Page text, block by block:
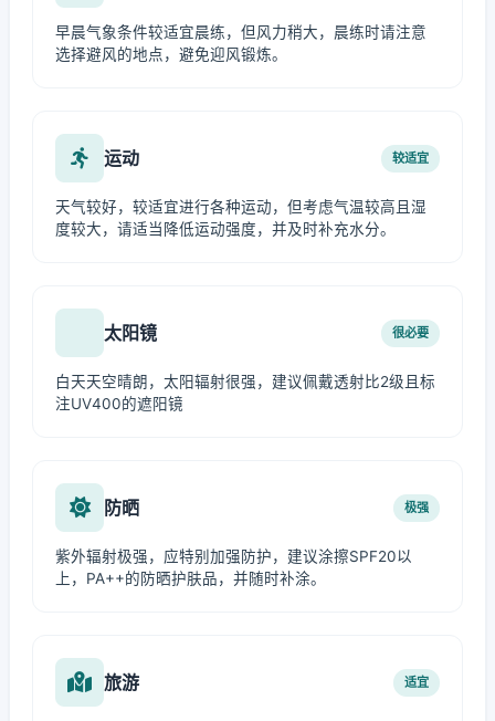
早晨气象条件较适宜晨练，但风力稍大，晨练时请注意
选择避风的地点，避免迎风锻炼。
运动 较适宜
天气较好，较适宜进行各种运动，但考虑气温较高且湿
度较大，请适当降低运动强度，并及时补充水分。
太阳镜 很必要
白天天空晴朗，太阳辐射很强，建议佩戴透射比2级且标
注UV400的遮阳镜
防晒 极强
紫外辐射极强，应特别加强防护，建议涂擦SPF20以
上，PA++的防晒护肤品，并随时补涂。
旅游 适宜